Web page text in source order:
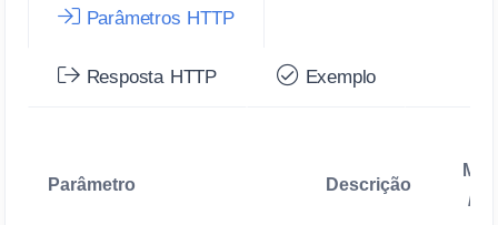
Parâmetros HTTP
Resposta HTTP Exemplo
Parâmetro Descrição
/